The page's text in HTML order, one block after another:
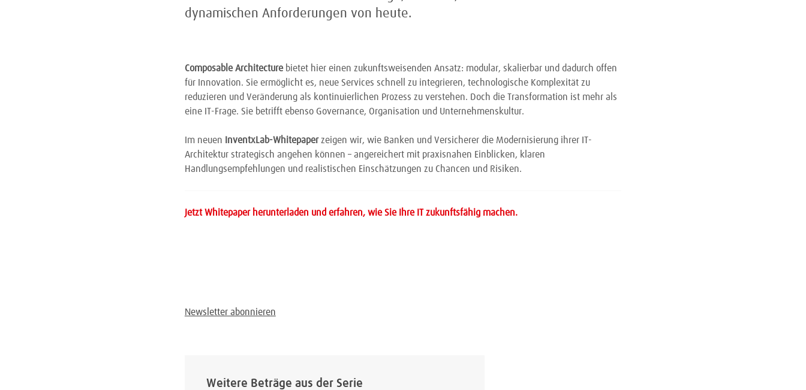
dynamischen Anforderungen von heute.
Composable Architecturebietet hier einen zukunftsweisenden Ansatz: modular, skalierbar und dadurch offen
für Innovation. Sie ermöglicht es, neue Services schnell zu integrieren, technologische Komplexität zu
reduzieren und Veränderung als kontinuierlichen Prozess zu verstehen. Doch die Transformation ist mehr als
eine IT-Frage. Sie betrifft ebenso Governance, Organisation und Unternehmenskultur.
Im neuen InventxLab-Whitepaperzeigen wir, wie Banken und Versicherer die Modernisierung ihrer IT-
Architektur strategisch angehen können – angereichert mit praxisnahen Einblicken, klaren
Handlungsempfehlungen und realistischen Einschätzungen zu Chancen und Risiken.
Jetzt Whitepaper herunterladen und erfahren, wie Sie Ihre IT zukunftsfähig machen.
Newsletter abonnieren
Weitere Beträge aus der Serie